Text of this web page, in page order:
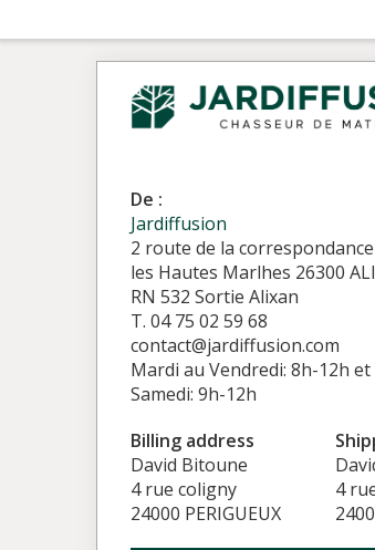
De :
Jardiffusion
2 route de la correspondance
les Hautes Marlhes 26300
RN 532 Sortie Alixan
T. 04 75 02 59 68
contact@jardiffusion.com
Mardi au Vendredi: 8h-12h et
Samedi: 9h-12h
Billing address
David Bitoune
4 rue coligny
24000 PERIGUEUX
4